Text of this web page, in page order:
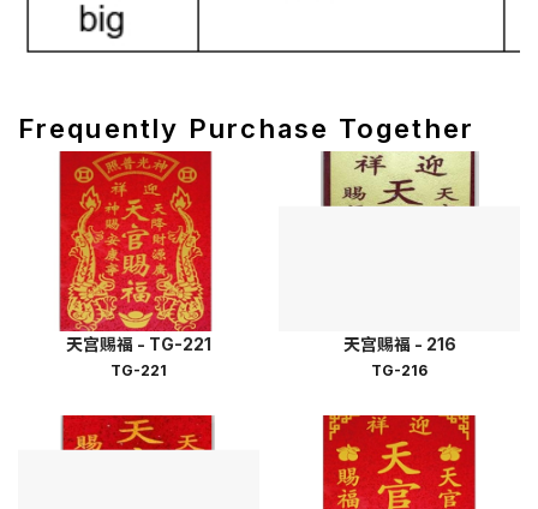
Frequently Purchase Together
天宫赐福 - TG-221
TG-221
天宫赐福 - 216
TG-216